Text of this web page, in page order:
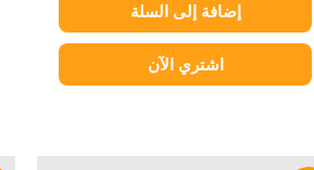
إضافة إلى السلة
اشتري الآن